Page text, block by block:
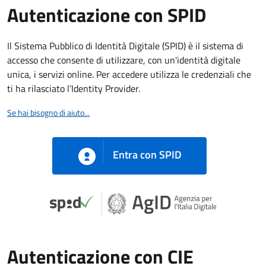
Autenticazione con SPID
Il Sistema Pubblico di Identità Digitale (SPID) è il sistema di
accesso che consente di utilizzare, con un'identità digitale
unica, i servizi online. Per accedere utilizza le credenziali che
ti ha rilasciato l’Identity Provider.
Se hai bisogno di aiuto...
Entra con SPID
Autenticazione con CIE